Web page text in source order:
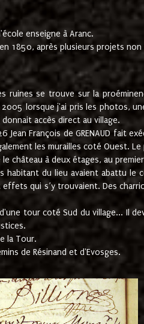
enseigne à Aranc.
1850, après plusieurs projets
ruines se trouve sur la
lorsque j'ai pris les photos,
accès direct au village.
Jean François de GRENAUD fait
les murailles coté Ouest.
château à deux étages, au
habitant du lieu avaient abattu le
qui s’y trouvaient. Des
tour coté Sud du village... Il
la Tour.
de Résinand et d'Evosges.